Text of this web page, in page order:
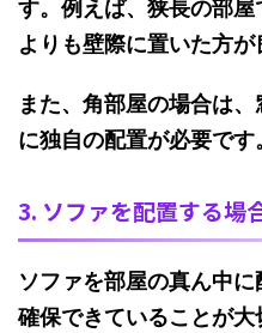
す。例えば、狭長の部屋
よりも壁際に置いた方が
また、 角部屋の場合は
に独自の配置が必要です
3. ソファを配置する場
ソファを部屋の真ん中
確保できていることが